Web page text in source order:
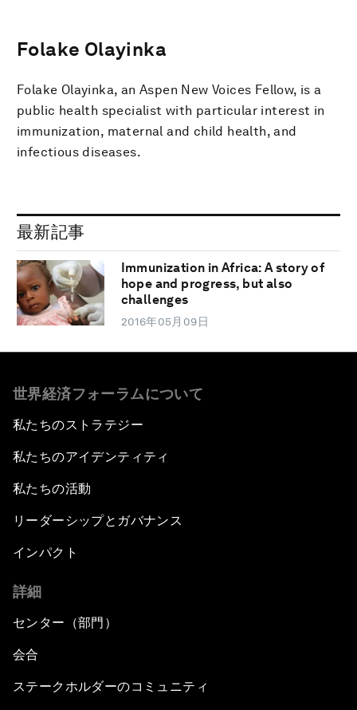
Folake Olayinka
Folake Olayinka, an Aspen New Voices Fellow, is a
public health specialist with particular interest in
immunization, maternal and child health, and
infectious diseases.
最新記事
Immunization in Africa: A story of
hope and progress, but also
challenges
2016年05月09日
世界経済フォーラムについて
私たちのストラテジー
私たちのアイデンティティ
私たちの活動
リーダーシップとガバナンス
インパクト
詳細
センター（部門）
会合
ステークホルダーのコミュニティ